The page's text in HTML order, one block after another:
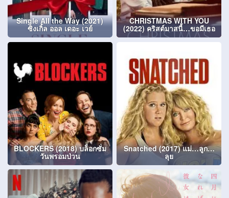
Single All the Way (2021)
ซิงเกิ้ล ออล เดอะ เวย์
CHRISTMAS WITH YOU
(2022) คริสต์มาสนี้…ขอมีเธอ
BLOCKERS (2018) บล็อกซั่ม
วันพรอมป่วน
Snatched (2017) แม่…ลูก…
ลุย